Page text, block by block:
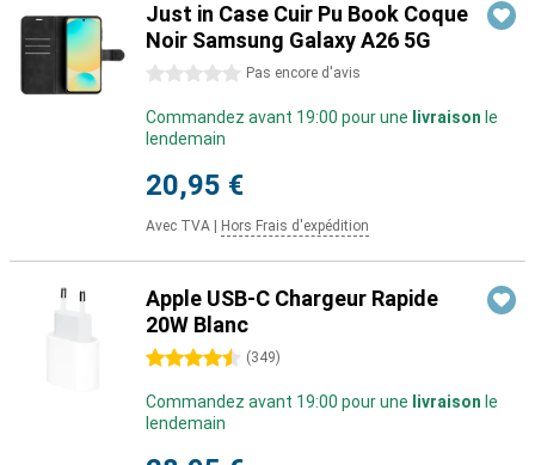
Just in Case Cuir Pu Book Coque
Noir Samsung Galaxy A26 5G
0 étoiles Pas encore d'avis
Commandez avant 19:00 pour une livraison le
lendemain
20,95 €
Avec TVA Hors Frais d'expédition
Apple USB-C Chargeur Rapide
20W Blanc
4.5 étoiles (349)
Commandez avant 19:00 pour une livraison le
lendemain